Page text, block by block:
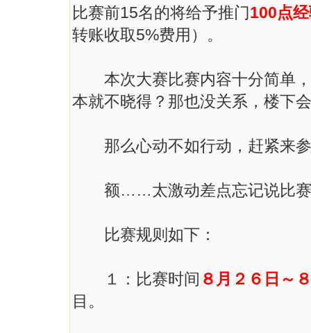
比赛前15名的将给予推门100点
转账收取5%费用）。
本次大赛比赛内容十分简单，
本就不晓得？那也没关系，楼下
那么心动不如行动，赶紧来
额……太激动差点忘记说比
比赛规则如下：
１：比赛时间 ８月２６日～
目。